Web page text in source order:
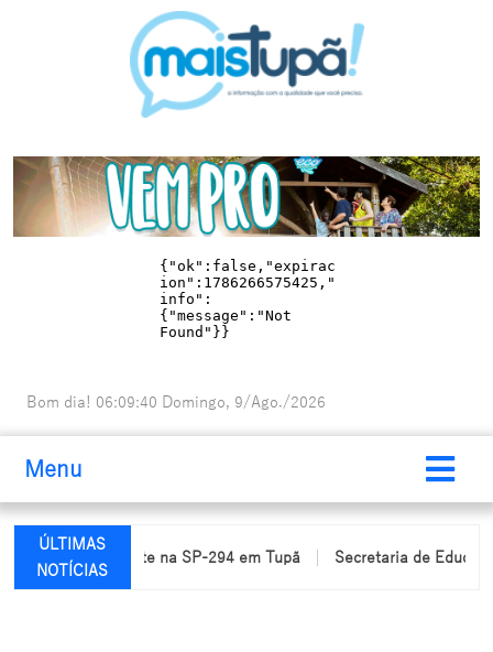
Bom dia! 06:09:42 Domingo, 9/Ago./2026
Menu
ÚLTIMAS
NOTÍCIAS
em acidente na SP-294 em Tupã Secretaria de Educação